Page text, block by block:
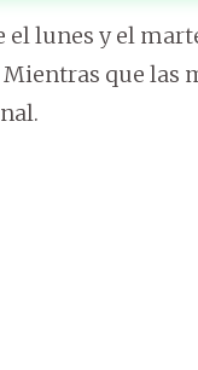
el lunes y el
Mientras que